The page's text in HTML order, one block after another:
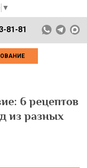
▼
81-81
6 рецептов
из разных